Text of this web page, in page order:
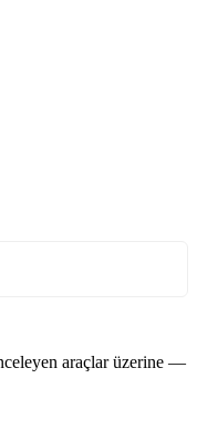
araçlar üzerine —